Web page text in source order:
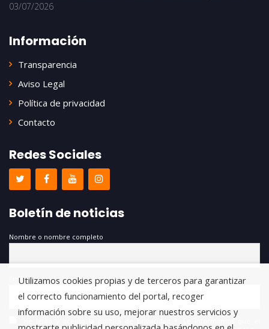
03/07/2026
Información
Transparencia
Aviso Legal
Política de privacidad
Contacto
Redes Sociales
Boletín de noticias
Nombre o nombre completo
Email
Utilizamos cookies propias y de terceros para garantizar
el correcto funcionamiento del portal, recoger
información sobre su uso, mejorar nuestros servicios y